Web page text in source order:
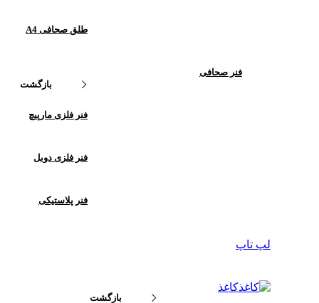
طلق صحافی A4
فنر صحافی
بازگشت
فنر فلزی مارپیچ
فنر فلزی دوبل
فنر پلاستیکی
لپ تاپ
کاغذ
بازگشت